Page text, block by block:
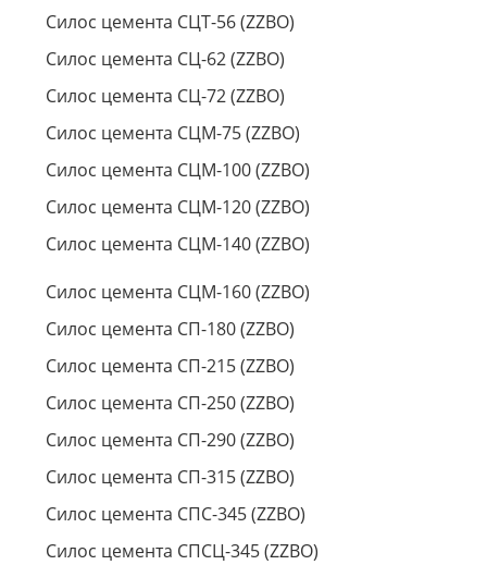
Силос цемента СЦТ-56 (ZZBO)
Силос цемента СЦ-62 (ZZBO)
Силос цемента СЦ-72 (ZZBO)
Силос цемента СЦМ-75 (ZZBO)
Силос цемента СЦМ-100 (ZZBO)
Силос цемента СЦМ-120 (ZZBO)
Силос цемента СЦМ-140 (ZZBO)
Силос цемента СЦМ-160 (ZZBO)
Силос цемента СП-180 (ZZBO)
Силос цемента СП-215 (ZZBO)
Силос цемента СП-250 (ZZBO)
Силос цемента СП-290 (ZZBO)
Силос цемента СП-315 (ZZBO)
Силос цемента СПС-345 (ZZBO)
Силос цемента СПСЦ-345 (ZZBO)